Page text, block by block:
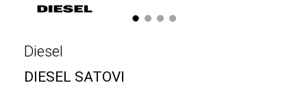
1 2 3 4
Diesel
DIESEL SATOVI